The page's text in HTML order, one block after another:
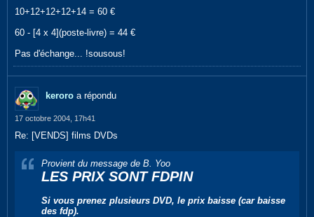
10+12+12+12+14 = 60 €
60 - [4 x 4](poste-livre) = 44 €
Pas d'échange... !sousous!
keroro a répondu
17 octobre 2004, 17h41
Re: [VENDS] films DVDs
Provient du message de B. Yoo
LES PRIX SONT FDPIN
Si vous prenez plusieurs DVD, le prix baisse (car baisse
des fdp).